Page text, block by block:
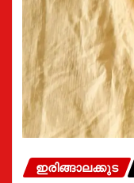
ഇരിങ്ങാലക്കുട